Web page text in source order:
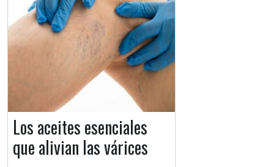
Los aceites esenciales
que alivian las várices